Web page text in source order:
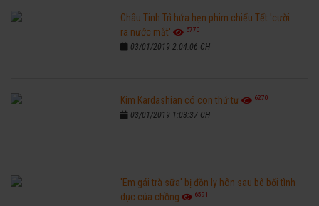
Châu Tinh Trì hứa hẹn phim chiếu Tết 'cười
ra nước mắt'
6770
03/01/2019 2:04:06 CH
Kim Kardashian có con thứ tư 6270
03/01/2019 1:03:37 CH
'Em gái trà sữa' bị đồn ly hôn sau bê bối tình
dục của chồng
6591